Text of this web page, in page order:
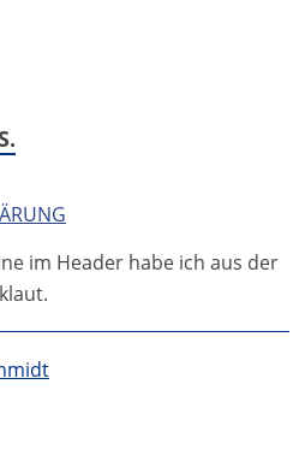
im Header habe ich aus der